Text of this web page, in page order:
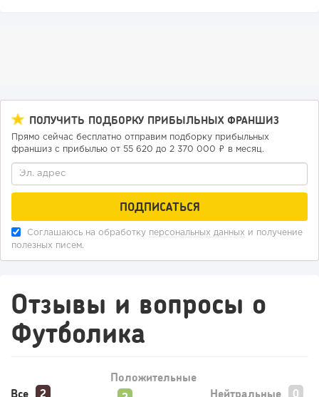
102 0
Конференции августа 2026: лучшие мероприятия месяца
для бизнеса,...
ПОЛУЧИТЬ ПОДБОРКУ ПРИБЫЛЬНЫХ ФРАНШИЗ
Прямо сейчас бесплатно отправим подборку прибыльных
франшиз с прибылью от 55 620 до 2 370 000 ₽ в месяц.
Соглашаюсь на обработку персональных данных и получение
полезных писем.
Отзывы и вопросы о
Футболика
Все
Положительные
Нейтральные